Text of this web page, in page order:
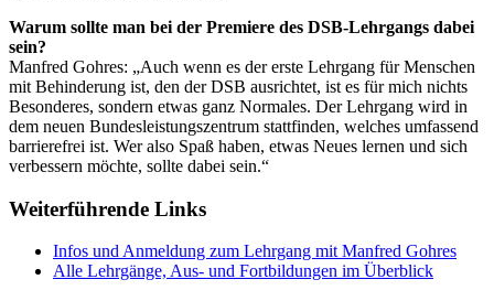
Warum sollte man bei der Premiere des DSB-Lehrgangs dabei
sein?
Manfred Gohres: „Auch wenn es der erste Lehrgang für Menschen
mit Behinderung ist, den der DSB ausrichtet, ist es für mich nichts
Besonderes, sondern etwas ganz Normales. Der Lehrgang wird in
dem neuen Bundesleistungszentrum stattfinden, welches umfassend
barrierefrei ist. Wer also Spaß haben, etwas Neues lernen und sich
verbessern möchte, sollte dabei sein.“
Weiterführende Links
Infos und Anmeldung zum Lehrgang mit Manfred Gohres
Alle Lehrgänge, Aus- und Fortbildungen im Überblick